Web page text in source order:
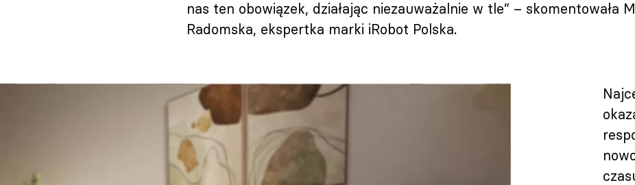
nas ten obowiązek, działając niezauważalnie w tle” – skomentowała
Radomska, ekspertka marki iRobot Polska.